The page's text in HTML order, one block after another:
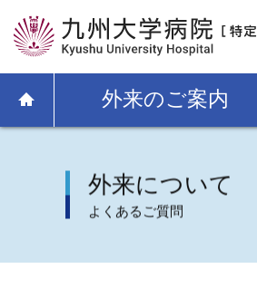
外来のご案内
外来について
よくあるご質問